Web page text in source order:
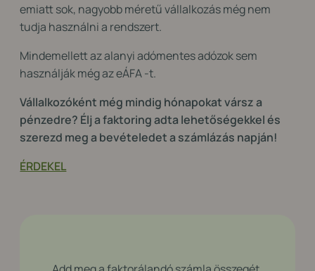
emiatt sok, nagyobb méretű vállalkozás még nem
tudja használni a rendszert.
Mindemellett az alanyi adómentes adózok sem
használják még az eÁFA -t.
Vállalkozóként még mindig hónapokat vársz a
pénzedre? Élj a faktoring adta lehetőségekkel és
szerezd meg a bevételedet a számlázás napján!
ÉRDEKEL